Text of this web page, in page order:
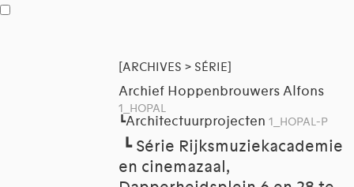
[ARCHIVES > SÉRIE]
Archief Hoppenbrouwers Alfons
1_HOPAL
┗Architectuurprojecten 1_HOPAL-P
┗ Série Rijksmuziekacademie
en cinemazaal,